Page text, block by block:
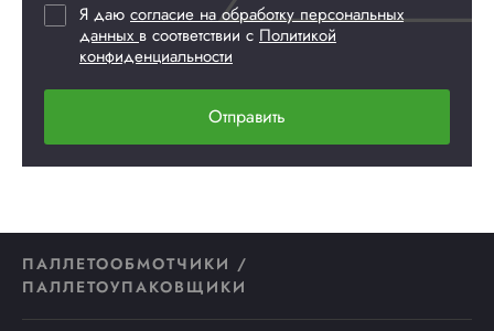
Я даю согласие на обработку персональных
данных в соответствии с Политикой
конфиденциальности
Отправить
ПАЛЛЕТООБМОТЧИКИ /
ПАЛЛЕТОУПАКОВЩИКИ